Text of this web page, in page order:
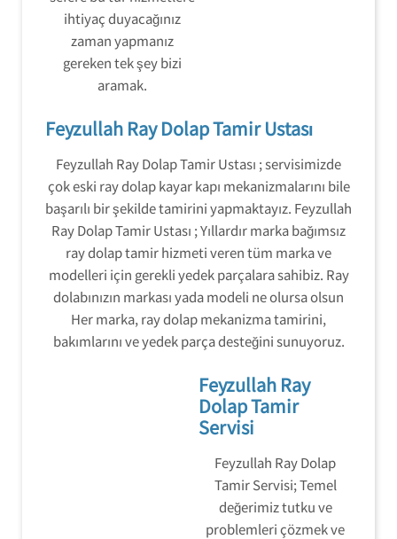
ihtiyaç duyacağınız
zaman yapmanız
gereken tek şey bizi
aramak.
Feyzullah Ray Dolap Tamir Ustası
Feyzullah Ray Dolap Tamir Ustası ; servisimizde
çok eski ray dolap kayar kapı mekanizmalarını bile
başarılı bir şekilde tamirini yapmaktayız. Feyzullah
Ray Dolap Tamir Ustası ; Yıllardır marka bağımsız
ray dolap tamir hizmeti veren tüm marka ve
modelleri için gerekli yedek parçalara sahibiz. Ray
dolabınızın markası yada modeli ne olursa olsun
Her marka, ray dolap mekanizma tamirini,
bakımlarını ve yedek parça desteğini sunuyoruz.
Feyzullah Ray
Dolap Tamir
Servisi
Feyzullah Ray Dolap
Tamir Servisi; Temel
değerimiz tutku ve
problemleri çözmek ve